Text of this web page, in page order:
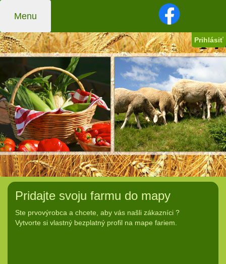
Menu
Prihlásiť
Pridajte svoju farmu do mapy
Ste prvovýrobca a chcete, aby vás našli zákazníci ?
Vytvorte si vlastný bezplatný profil na mape fariem.